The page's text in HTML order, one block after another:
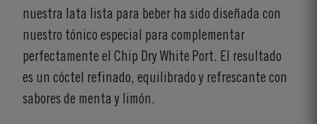
nuestra lata lista para beber ha sido diseñada con
nuestro tónico especial para complementar
perfectamente el Chip Dry White Port. El resultado
es un cóctel refinado, equilibrado y refrescante con
sabores de menta y limón.